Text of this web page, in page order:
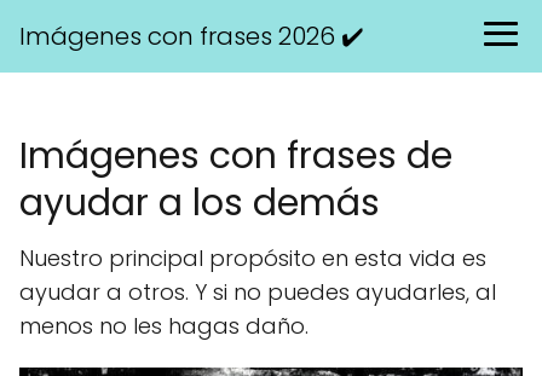
Imágenes con frases 2026 ✔️
Imágenes con frases de
ayudar a los demás
Nuestro principal propósito en esta vida es
ayudar a otros. Y si no puedes ayudarles, al
menos no les hagas daño.